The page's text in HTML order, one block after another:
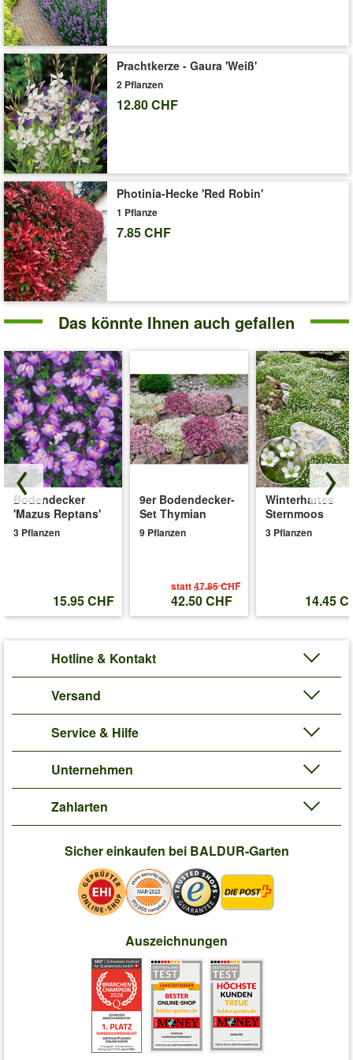
Prachtkerze - Gaura 'Weiß'
2 Pflanzen
12.80 CHF
Photinia-Hecke 'Red Robin'
1 Pflanze
7.85 CHF
Das könnte Ihnen auch gefallen
Bodendecker
'Mazus Reptans'
3 Pflanzen
15.95 CHF
9er Bodendecker-
Set Thymian
9 Pflanzen
statt47.85 CHF
42.50 CHF
Winterhartes
Sternmoos
3 Pflanzen
14.45
Hotline & Kontakt
Versand
Service & Hilfe
Unternehmen
Zahlarten
Sicher einkaufen bei BALDUR-Garten
Auszeichnungen